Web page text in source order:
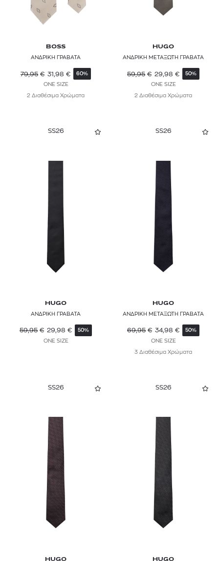
BOSS
ΑΝΔΡΙΚΗ ΓΡΑΒΑΤΑ
79,95 € 31,98 € 60%
ONE SIZE
2 Διαθέσιμα Χρώματα
HUGO
ΑΝΔΡΙΚΗ ΜΕΤΑΞΩΤΗ ΓΡΑΒΑΤΑ
59,95 € 29,98 € 50%
ONE SIZE
2 Διαθέσιμα Χρώματα
SS26
HUGO
ΑΝΔΡΙΚΗ ΓΡΑΒΑΤΑ
59,95 € 29,98 € 50%
ONE SIZE
SS26
HUGO
ΑΝΔΡΙΚΗ ΜΕΤΑΞΩΤΗ ΓΡΑΒΑΤΑ
69,95 € 34,98 € 50%
ONE SIZE
3 Διαθέσιμα Χρώματα
SS26
HUGO
SS26
HUGO